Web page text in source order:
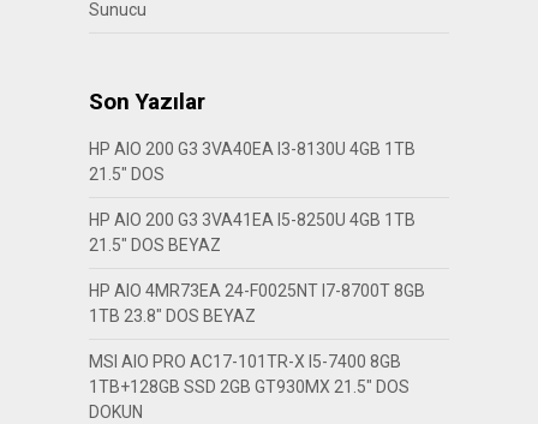
Sunucu
Son Yazılar
HP AIO 200 G3 3VA40EA I3-8130U 4GB 1TB
21.5″ DOS
HP AIO 200 G3 3VA41EA I5-8250U 4GB 1TB
21.5″ DOS BEYAZ
HP AIO 4MR73EA 24-F0025NT I7-8700T 8GB
1TB 23.8″ DOS BEYAZ
MSI AIO PRO AC17-101TR-X I5-7400 8GB
1TB+128GB SSD 2GB GT930MX 21.5″ DOS
DOKUN